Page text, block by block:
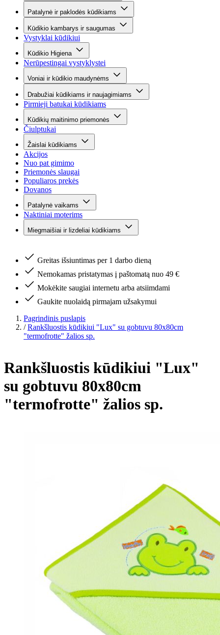
Patalynė ir paklodės kūdikiams
Kūdikio kambarys ir saugumas
Vystyklai kūdikiui
Kūdikio Higiena
Nerūpestingai vystyklystei
Voniai ir kūdikio maudynėms
Drabužiai kūdikiams ir naujagimiams
Pirmieji batukai kūdikiams
Kūdikių maitinimo priemonės
Čiulptukai
Žaislai kūdikiams
Akcijos
Nuo pat gimimo
Priemonės slaugai
Populiaros prekės
Dovanos
Patalynė vaikams
Naktiniai moterims
Miegmaišiai ir lizdeliai kūdikiams
Greitas išsiuntimas per 1 darbo dieną
Nemokamas pristatymas į paštomatą nuo 49 €
Mokėkite saugiai internetu arba atsiimdami
Gaukite nuolaidą pirmajam užsakymui
Pagrindinis puslapis
/ Rankšluostis kūdikiui "Lux" su gobtuvu 80x80cm
"termofrotte" žalios sp.
Rankšluostis kūdikiui "Lux"
su gobtuvu 80x80cm
"termofrotte" žalios sp.